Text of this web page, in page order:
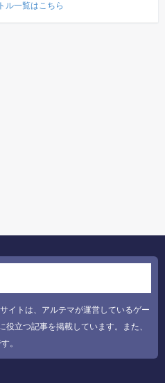
ル一覧はこちら
イトは、アルテマが運営しているゲー
立つ記事を掲載しています。また、
。